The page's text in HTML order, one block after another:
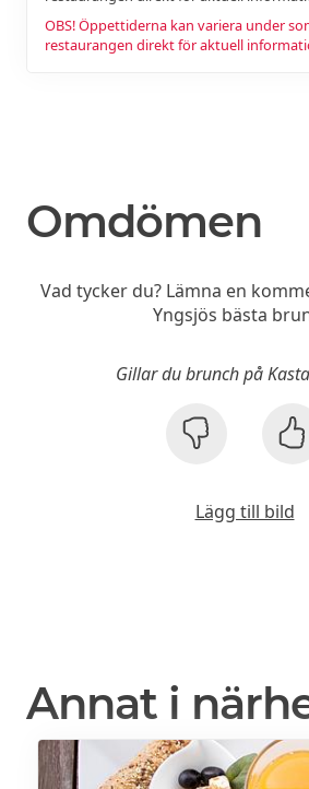
OBS! Öppettiderna kan variera under
restaurangen direkt för aktuell
Omdömen
Vad tycker du? Lämna en
Yngsjös bästa
Gillar du brunch på
Lägg till bild
Annat i